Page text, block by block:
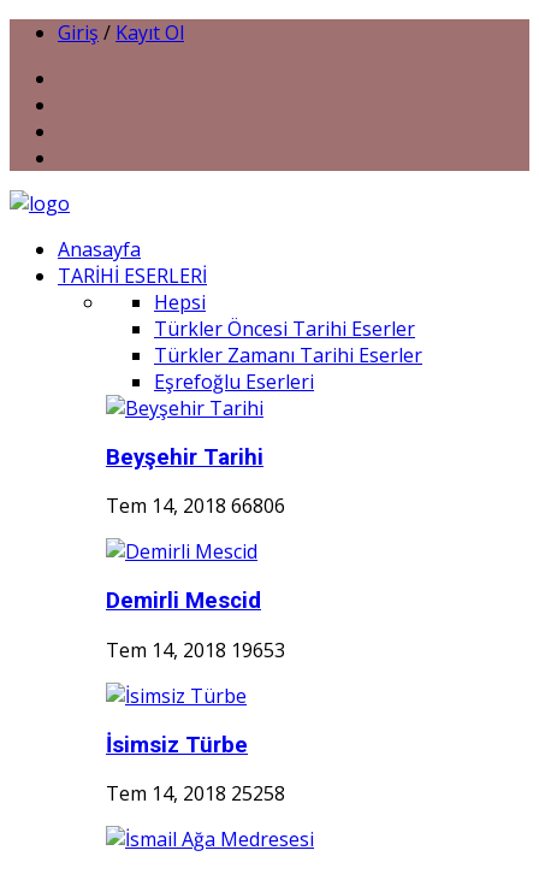
Giriş / Kayıt Ol
Anasayfa
TARİHİ ESERLERİ
Hepsi
Türkler Öncesi Tarihi Eserler
Türkler Zamanı Tarihi Eserler
Eşrefoğlu Eserleri
Beyşehir Tarihi
Tem 14, 2018 66806
Demirli Mescid
Tem 14, 2018 19653
İsimsiz Türbe
Tem 14, 2018 25258